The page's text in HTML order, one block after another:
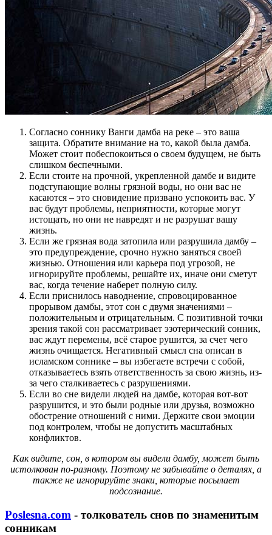
Согласно соннику Ванги дамба на реке – это ваша
защита. Обратите внимание на то, какой была дамба.
Может стоит побеспокоиться о своем будущем, не быть
слишком беспечными.
Если стоите на прочной, укрепленной дамбе и видите
подступающие волны грязной воды, но они вас не
касаются – это сновидение призвано успокоить вас. У
вас будут проблемы, неприятности, которые могут
истощать, но они не навредят и не разрушат вашу
жизнь.
Если же грязная вода затопила или разрушила дамбу –
это предупреждение, срочно нужно заняться своей
жизнью. Отношения или карьера под угрозой, не
игнорируйте проблемы, решайте их, иначе они сметут
вас, когда течение наберет полную силу.
Если приснилось наводнение, спровоцированное
прорывом дамбы, этот сон с двумя значениями –
положительным и отрицательным. С позитивной точки
зрения такой сон рассматривает эзотерический сонник,
вас ждут перемены, всё старое рушится, за счет чего
жизнь очищается. Негативный смысл сна описан в
исламском соннике – вы избегаете встречи с собой,
отказываетесь взять ответственность за свою жизнь, из-
за чего сталкиваетесь с разрушениями.
Если во сне видели людей на дамбе, которая вот-вот
разрушится, и это были родные или друзья, возможно
обострение отношений с ними. Держите свои эмоции
под контролем, чтобы не допустить масштабных
конфликтов.
Как видите, сон, в котором вы видели дамбу, может быть
истолкован по-разному. Поэтому не забывайте о деталях, а
также не игнорируйте знаки, которые посылает
подсознание.
Poslesna.com - толкователь снов по знаменитым
сонникам